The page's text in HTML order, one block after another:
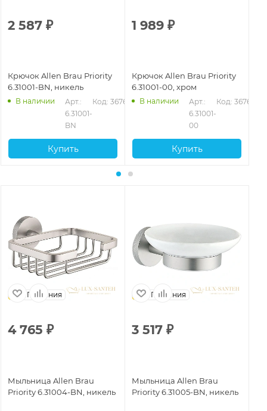
2 587 ₽
Крючок Allen Brau Priority
6.31001-BN, никель
В наличии
Арт.:
6.31001-
BN
Код: 36762
Купить
1 989 ₽
Крючок Allen Brau Priority
6.31001-00, хром
В наличии
Арт.:
6.31001-
00
Код: 36760
Купить
Германия
4 765 ₽
Мыльница Allen Brau
Priority 6.31004-BN, никель
Германия
3 517 ₽
Мыльница Allen Brau
Priority 6.31005-BN, никель